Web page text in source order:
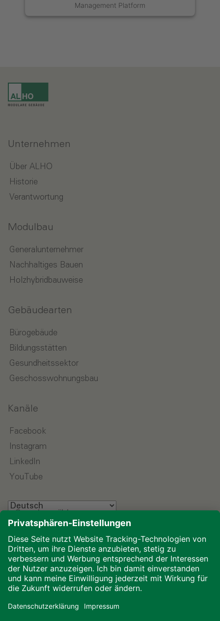
Management Platform
Unternehmen
Über ALHO
Historie
Verantwortung
Modulbau
Generalunternehmer
Nachhaltiges Bauen
Holzhybridbauweise
Gebäudearten
Bürogebäude
Bildungsstätten
Gesundheitssektor
Geschosswohnungsbau
Kanäle
Facebook
Instagram
LinkedIn
YouTube
Impressum
Datenschutz